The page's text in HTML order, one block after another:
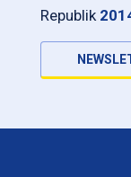
Republik